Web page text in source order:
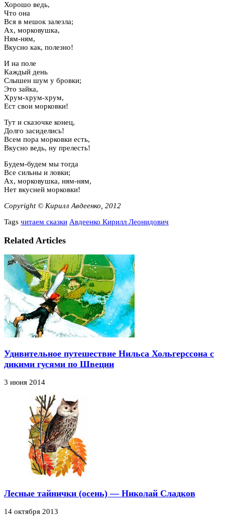
Хорошо ведь,
Что она
Вся в мешок залезла;
Ах, морковушка,
Ням-ням,
Вкусно как, полезно!
И на поле
Каждый день
Слышен шум у бровки;
Это зайка,
Хрум-хрум-хрум,
Ест свои морковки!
Тут и сказочке конец,
Долго засиделись!
Всем пора морковки есть,
Вкусно ведь, ну прелесть!
Будем-будем мы тогда
Все сильны и ловки;
Ах, морковушка, ням-ням,
Нет вкусней морковки!
Copyright © Кирилл Авдеенко, 2012
Tags читаем сказки Авдеенко Кирилл Леонидович
Related Articles
Удивительное путешествие Нильса Хольгерссона с
дикими гусями по Швеции
3 июня 2014
Лесные тайнички (осень) — Николай Сладков
14 октября 2013